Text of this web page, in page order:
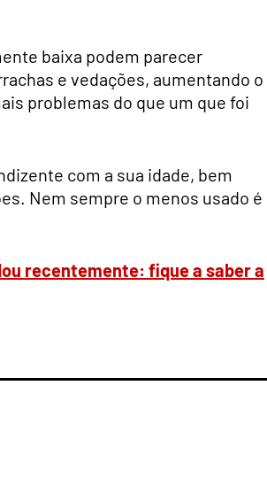
baixa podem parecer
e vedações, aumentando o
problemas do que um que foi
com a sua idade, bem
Nem sempre o menos usado é
recentemente: fique a saber a